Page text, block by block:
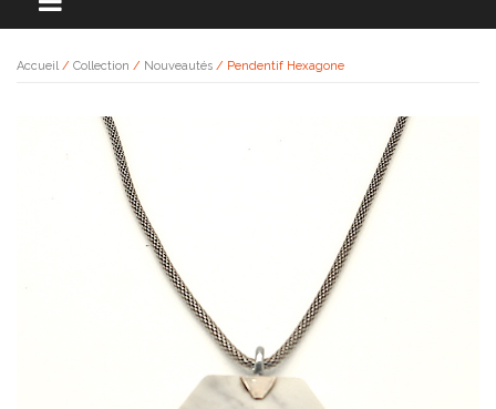
Accueil / Collection / Nouveautés / Pendentif Hexagone